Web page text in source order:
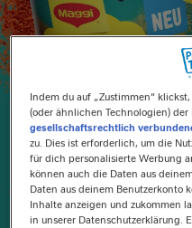
Indem du auf „Zustimmen“
(oder ähnlichen Technologien) der
gesellschaftsrechtlich
zu. Dies ist erforderlich, um die
für dich personalisierte Werbung
können auch die Daten aus
Daten aus deinem Benutzerkonto
Inhalte anzeigen und zukommen
in unserer Datenschutzerklärung.